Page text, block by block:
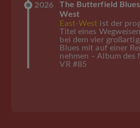
2026
The Butterfield
West
East-West ist der
Titel eines
bei dem vier
Blues mit auf einer
nehmen – Album des
VR #85